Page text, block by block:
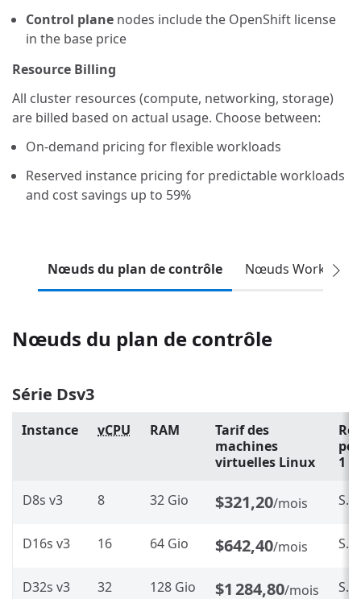
Control plane nodes include the OpenShift license
in the base price
Resource Billing
All cluster resources (compute, networking, storage)
are billed based on actual usage. Choose between:
On-demand pricing for flexible workloads
Reserved instance pricing for predictable workloads
and cost savings up to 59%
Nœuds du plan de contrôle Nœuds Worker
Nœuds du plan de contrôle
Série Dsv3
Instance vCPU RAM
Tarif des
machines
virtuelles Linux
1
D8s v3 8 32 Gio $321,20/mois S.O.
D16s v3 16 64 Gio $642,40/mois S.O.
D32s v3 32 128 Gio $1 284,80/mois S.O.